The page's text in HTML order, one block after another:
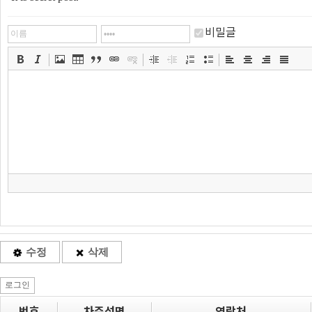
비밀글
수정 삭제
로그인